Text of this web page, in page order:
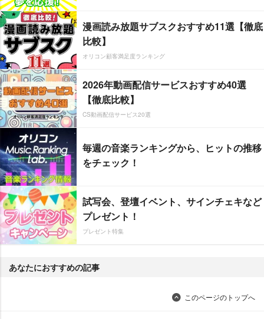
漫画読み放題サブスクおすすめ11選【徹底
比較】
オリコン顧客満足度ランキング
2026年動画配信サービスおすすめ40選
【徹底比較】
CS動画配信サービス20選
毎週の音楽ランキングから、ヒットの推移
をチェック！
試写会、登壇イベント、サインチェキなど
プレゼント！
プレゼント特集
あなたにおすすめの記事
このページのトップへ